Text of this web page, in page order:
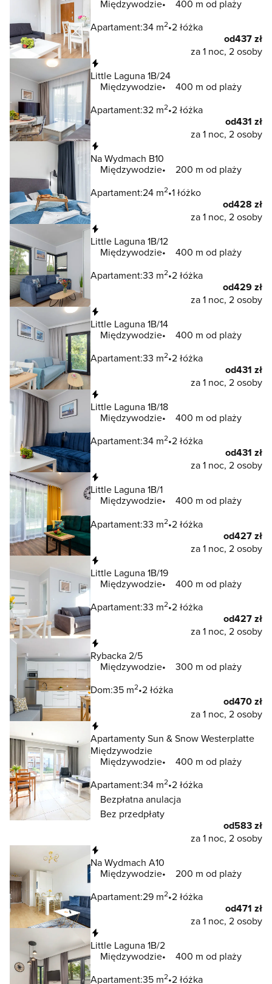
Międzywodzie
400 m od plaży
Apartament:34 m2 2 łóżka
od437 zł
za 1 noc, 2 osoby
Little Laguna 1B/24
Międzywodzie
400 m od plaży
Apartament:32 m2 2 łóżka
od431 zł
za 1 noc, 2 osoby
Na Wydmach B10
Międzywodzie
200 m od plaży
Apartament:24 m2 1 łóżko
od428 zł
za 1 noc, 2 osoby
Little Laguna 1B/12
Międzywodzie
400 m od plaży
Apartament:33 m2 2 łóżka
od429 zł
za 1 noc, 2 osoby
Little Laguna 1B/14
Międzywodzie
400 m od plaży
Apartament:33 m2 2 łóżka
od431 zł
za 1 noc, 2 osoby
Little Laguna 1B/18
Międzywodzie
400 m od plaży
Apartament:34 m2 2 łóżka
od431 zł
za 1 noc, 2 osoby
Little Laguna 1B/1
Międzywodzie
400 m od plaży
Apartament:33 m2 2 łóżka
od427 zł
za 1 noc, 2 osoby
Little Laguna 1B/19
Międzywodzie
400 m od plaży
Apartament:33 m2 2 łóżka
od427 zł
za 1 noc, 2 osoby
Rybacka 2/5
Międzywodzie
300 m od plaży
Dom:35 m2 2 łóżka
od470 zł
za 1 noc, 2 osoby
Apartamenty Sun & Snow Westerplatte
Międzywodzie
Międzywodzie
400 m od plaży
Apartament:34 m2 2 łóżka
Bezpłatna anulacja
Bez przedpłaty
od583 zł
za 1 noc, 2 osoby
Na Wydmach A10
Międzywodzie
200 m od plaży
Apartament:29 m2 2 łóżka
od471 zł
za 1 noc, 2 osoby
Little Laguna 1B/2
Międzywodzie
400 m od plaży
Apartament:35 m2 2 łóżka